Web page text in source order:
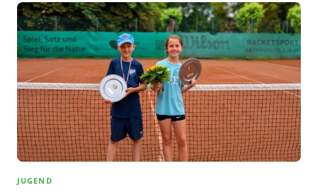
Patrik
Kühnen
Zu
Gast
Beim
Tennisnachwuchs
In
Uetersen
JUGEND